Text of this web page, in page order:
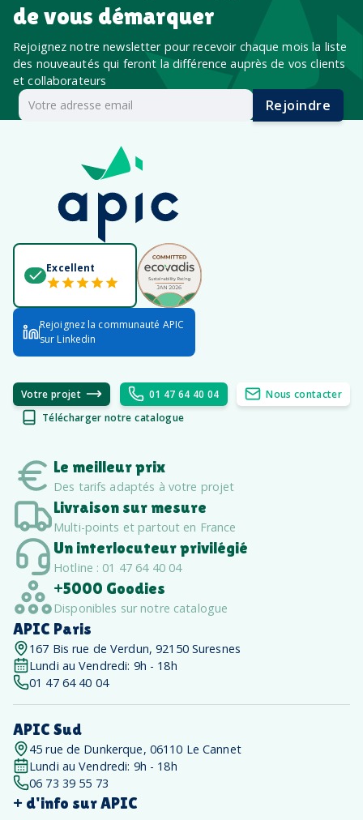
de vous démarquer
Rejoignez notre newsletter pour recevoir chaque mois la liste
des nouveautés qui feront la différence auprès de vos clients
et collaborateurs
Rejoindre
Excellent
Rejoignez la communauté APIC
sur Linkedin
Votre projet 01 47 64 40 04
Nous contacter
Télécharger notre catalogue
Le meilleur prix
Des tarifs adaptés à votre projet
Livraison sur mesure
Multi-points et partout en France
Un interlocuteur privilégié
Hotline : 01 47 64 40 04
+5000 Goodies
Disponibles sur notre catalogue
APIC Paris
167 Bis rue de Verdun, 92150 Suresnes
Lundi au Vendredi: 9h - 18h
01 47 64 40 04
APIC Sud
45 rue de Dunkerque, 06110 Le Cannet
Lundi au Vendredi: 9h - 18h
06 73 39 55 73
+ d'info sur APIC